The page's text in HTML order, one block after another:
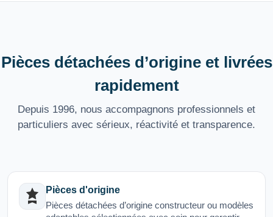
Pièces détachées d’origine et livrées
rapidement
Depuis 1996, nous accompagnons professionnels et
particuliers avec sérieux, réactivité et transparence.
Pièces d'origine
Pièces détachées d’origine constructeur ou modèles